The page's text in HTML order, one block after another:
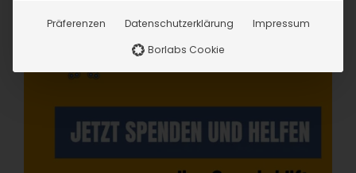
Präferenzen Datenschutzerklärung
Impressum
Borlabs Cookie